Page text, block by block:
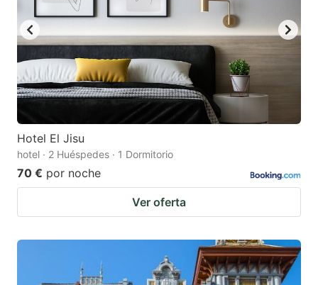
Hotel El Jisu
hotel · 2 Huéspedes · 1 Dormitorio
70 € por noche
Ver oferta